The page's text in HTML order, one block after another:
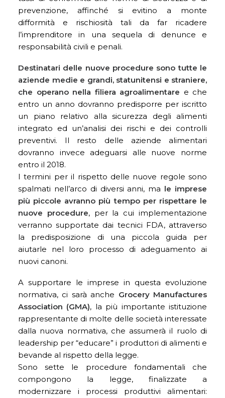
prevenzione, affinché si evitino a monte
difformità e rischiosità tali da far ricadere
l’imprenditore in una sequela di denunce e
responsabilità civili e penali.
Destinatari delle nuove procedure sono tutte le
aziende medie e grandi, statunitensi e straniere,
che operano nella filiera agroalimentare e che
entro un anno dovranno predisporre per iscritto
un piano relativo alla sicurezza degli alimenti
integrato ed un’analisi dei rischi e dei controlli
preventivi. Il resto delle aziende alimentari
dovranno invece adeguarsi alle nuove norme
entro il 2018.
I termini per il rispetto delle nuove regole sono
spalmati nell’arco di diversi anni, ma le imprese
più piccole avranno più tempo per rispettare le
nuove procedure, per la cui implementazione
verranno supportate dai tecnici FDA, attraverso
la predisposizione di una piccola guida per
aiutarle nel loro processo di adeguamento ai
nuovi canoni.
A supportare le imprese in questa evoluzione
normativa, ci sarà anche Grocery Manufactures
Association (GMA), la più importante istituzione
rappresentante di molte delle società interessate
dalla nuova normativa, che assumerà il ruolo di
leadership per “educare” i produttori di alimenti e
bevande al rispetto della legge.
Sono sette le procedure fondamentali che
compongono la legge, finalizzate a
modernizzare i processi produttivi alimentari: